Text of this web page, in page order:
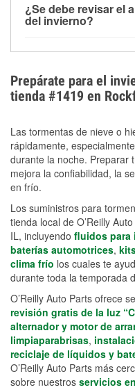
alrededor de 1 PSI
temperatura. Puedes
¿Se debe revisar el
del invierno?
el
extremo. Aprende
anticongelante en
Prepárate para el
tienda #1419 en
Las tormentas de nieve o
rápidamente,
durante la noche. Preparar
mejora la confiabilidad, la
en frío.
Los suministros para
tienda local de O’Reilly
IL, incluyendo fluidos para
baterías automotrices,
clima frío los cuales te
durante toda la temporada
O’Reilly Auto Parts ofrece
revisión gratis de la luz
alternador y motor de
limpiaparabrisas,
reciclaje de líquidos y
O’Reilly Auto Parts más
sobre nuestros servicios